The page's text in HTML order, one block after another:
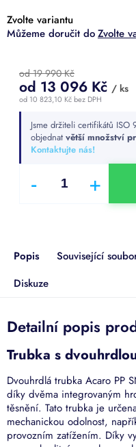
Zvolte variantu
Zvolte
od 19 990 Kč
od 13 096 Kč / ks
od 10 823,10 Kčbez DPH
cena:Jsme držiteli certifikátů
objednat větší množství
Kontaktujte nás!
Popis Související
Diskuze
Detailní popis
Trubka s
Dvouhrdlá trubka Acaro PP
díky dvěma integrovaným
těsnění. Tato trubka je
mechanickou odolnost,
provozním zatížením. Díky